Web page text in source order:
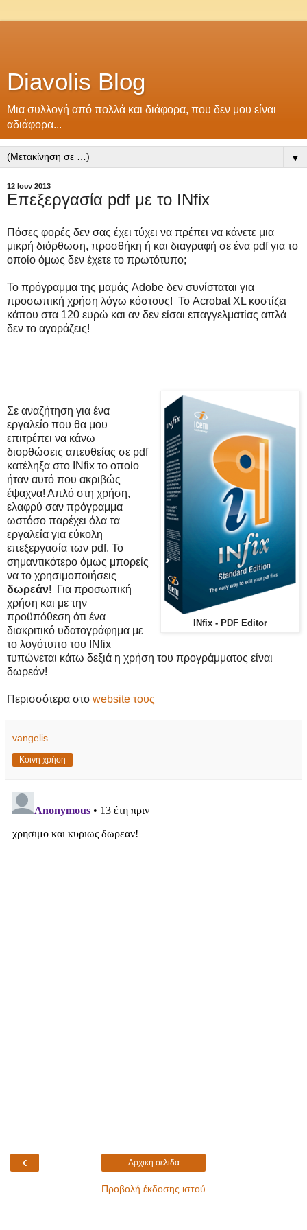
Diavolis Blog
Μια συλλογή από πολλά και διάφορα, που δεν μου είναι
αδιάφορα...
▼
12 Ιουν 2013
Επεξεργασία pdf με το INfix
Πόσες φορές δεν σας έχει τύχει να πρέπει να κάνετε μια
μικρή διόρθωση, προσθήκη ή και διαγραφή σε ένα pdf για το
οποίο όμως δεν έχετε το πρωτότυπο;
Το πρόγραμμα της μαμάς Adobe δεν συνίσταται για
προσωπική χρήση λόγω κόστους! Το Acrobat XL κοστίζει
κάπου στα 120 ευρώ και αν δεν είσαι επαγγελματίας απλά
δεν το αγοράζεις!
INfix - PDF Editor
Σε αναζήτηση για ένα
εργαλείο που θα μου
επιτρέπει να κάνω
διορθώσεις απευθείας σε pdf
κατέληξα στο INfix το οποίο
ήταν αυτό που ακριβώς
έψαχνα! Απλό στη χρήση,
ελαφρύ σαν πρόγραμμα
ωστόσο παρέχει όλα τα
εργαλεία για εύκολη
επεξεργασία των pdf. Το
σημαντικότερο όμως μπορείς
να το χρησιμοποιήσεις
δωρεάν! Για προσωπική
χρήση και με την
προϋπόθεση ότι ένα
διακριτικό υδατογράφημα με
το λογότυπο του INfix
τυπώνεται κάτω δεξιά η χρήση του προγράμματος είναι
δωρεάν!
Περισσότερα στο website τους
vangelis
Κοινή χρήση
‹ Αρχική σελίδα
Προβολή έκδοσης ιστού